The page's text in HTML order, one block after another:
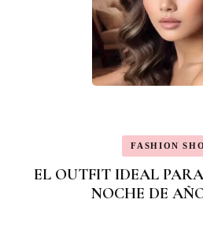
FASHION
EL OUTFIT IDEAL
NOCHE DE